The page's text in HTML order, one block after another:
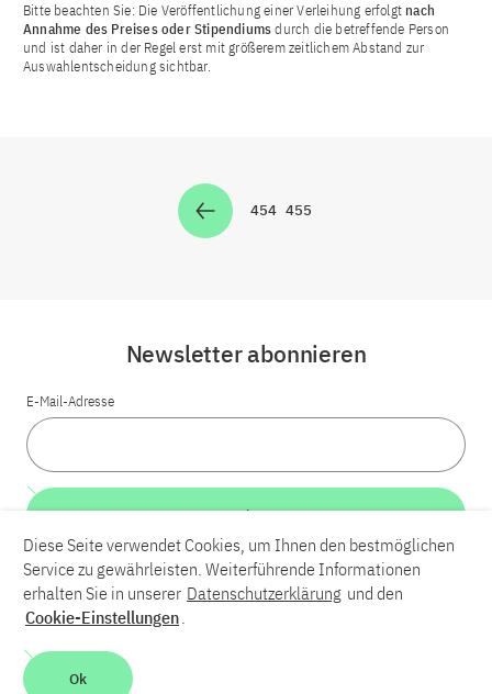
Bitte beachten Sie: Die Veröffentlichung einer Verleihung erfolgt nach
Annahme des Preises oder Stipendiumsdurch die betreffende Person
und ist daher in der Regel erst mit größerem zeitlichem Abstand zur
Auswahlentscheidung sichtbar.
Zur Seite
454 Zur Seite
455
LinkedInBlueskyYouTube
Kontakt
Barrierefreiheit
Newsletter abonnieren
E-Mail-Adresse
Weiter
Diese Seite verwendet Cookies, um Ihnen den bestmöglichen
Service zu gewährleisten. Weiterführende Informationen
erhalten Sie in unserer Datenschutzerklärung und den
Cookie-Einstellungen.
Ok